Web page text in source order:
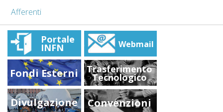
Afferenti
Portale
INFN Webmail
Fondi Esterni Trasferimento
Tecnologico
Divulgazione Convenzioni